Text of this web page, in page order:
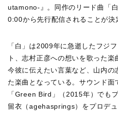
utamono-』。同作のリード曲「
0:00から先行配信されることが決
「白」は2009年に急逝したフジ
ト、志村正彦への想いを歌った
今彼に伝えたい言葉など、山内の
た楽曲となっている。サウンド面
「Green Bird」（2015年）でも
留衣（agehasprings）をプロデ